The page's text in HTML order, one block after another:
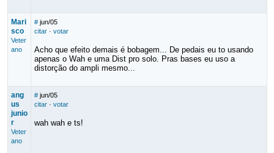
Mari
sco
Veter
ano
# jun/05
citar· votar
Acho que efeito demais é bobagem... De pedais eu to usando
apenas o Wah e uma Dist pro solo. Pras bases eu uso a
distorção do ampli mesmo...
ang
us
junio
r
Veter
ano
# jun/05
citar· votar
wah wah e ts!